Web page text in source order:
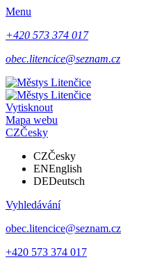
Menu
+420 573 374 017
obec.litencice@seznam.cz
Vytisknout
Mapa webu
CZČesky
CZČesky
ENEnglish
DEDeutsch
Vyhledávání
obec.litencice@seznam.cz
+420 573 374 017